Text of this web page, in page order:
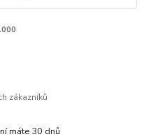
zákazníků
máte 30 dnů